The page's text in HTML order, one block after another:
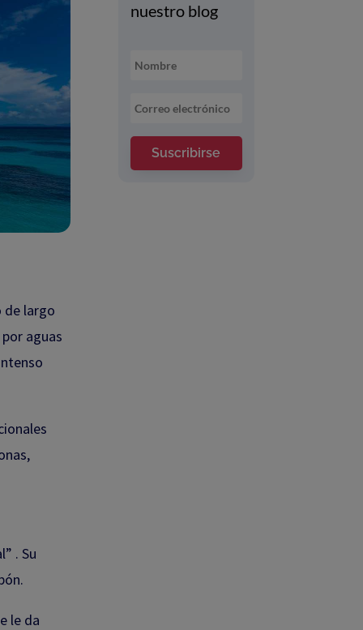
de largo
aguas
. Su
le da
nuestro blog
Suscribirse